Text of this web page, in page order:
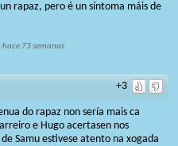
rapaz, pero é un síntoma máis de
hace 73 semanas
+3
do rapaz non sería mais ca
e Hugo acertasen nos
Samu estivese atento na xogada